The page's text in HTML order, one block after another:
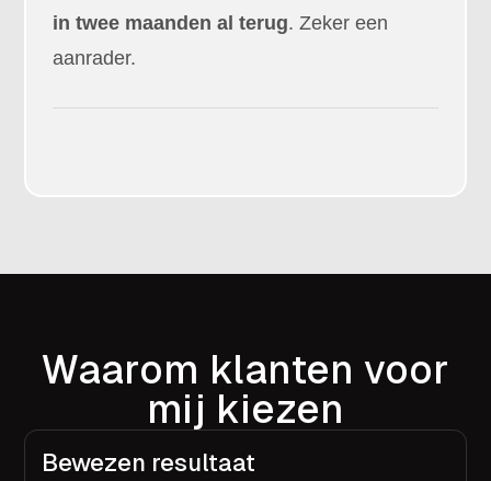
in twee maanden al terug. Zeker een
aanrader.
Waarom klanten voor
mij kiezen
Bewezen resultaat